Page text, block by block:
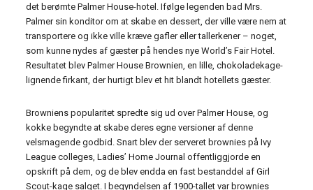
det berømte Palmer House-hotel. Ifølge legenden bad Mrs.
Palmer sin konditor om at skabe en dessert, der ville være nem at
transportere og ikke ville kræve gafler eller tallerkener – noget,
som kunne nydes af gæster på hendes nye World’s Fair Hotel.
Resultatet blev Palmer House Brownien, en lille, chokoladekage-
lignende firkant, der hurtigt blev et hit blandt hotellets gæster.
Browniens popularitet spredte sig ud over Palmer House, og
kokke begyndte at skabe deres egne versioner af denne
velsmagende godbid. Snart blev der serveret brownies på Ivy
League colleges, Ladies’ Home Journal offentliggjorde en
opskrift på dem, og de blev endda en fast bestanddel af Girl
Scout-kage salget. I begyndelsen af ​​1900-tallet var brownies